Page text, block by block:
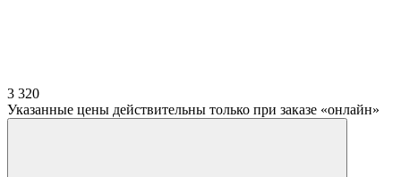
3 320
Указанные цены действительны только при заказе «онлайн»